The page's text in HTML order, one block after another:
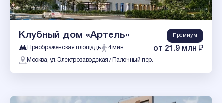
Клубный дом «Артель» Премиум
Преображенская площадь 4 мин. от 21.9 млн ₽
Москва, ул. Электрозаводская / Палочный пер.